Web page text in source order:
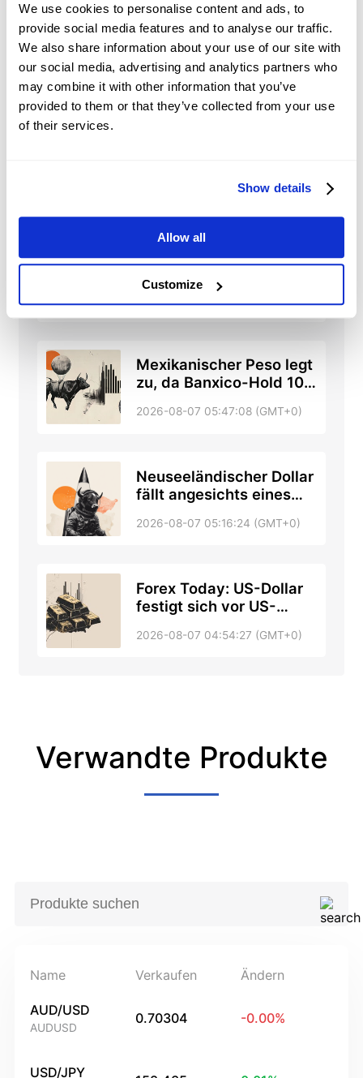
We use cookies to personalise content and ads, to
provide social media features and to analyse our traffic.
We also share information about your use of our site with
our social media, advertising and analytics partners who
may combine it with other information that you’ve
provided to them or that they’ve collected from your use
of their services.
Show details
Allow all
Customize
Market Sentiment and
Speculation:traders’ perceptions and
expectations and speculative trading may
significantly influence shares’ prices.
unterstützt
Zinserhöhungen, sagt,
die Inflation bleibt zu
hoch
Mexikanischer Peso legt
zu, da Banxico-Hold 10-
2026-08-07 05:47:08 (GMT+0)
Neuseeländischer Dollar
fällt angesichts eines
2026-08-07 05:16:24 (GMT+0)
Forex Today: US-Dollar
festigt sich vor US-
in der Straße von
2026-08-07 04:54:27 (GMT+0)
Verwandte Produkte
Name Verkaufen Ändern
AUD/USD
AUDUSD
0.70304 -0.00%
USD/JPY